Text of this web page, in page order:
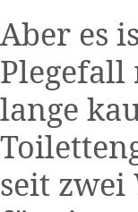
Aber es
Plegefall
lange
seit zwei